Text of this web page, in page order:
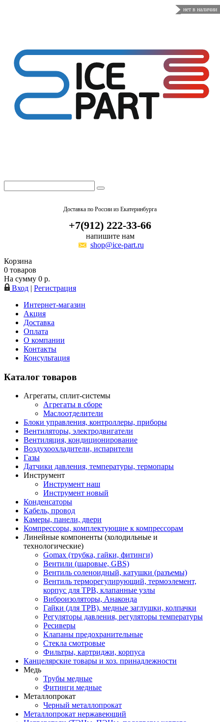
Доставка по России из Екатеринбурга
+7(912) 222-33-66
напишите нам
shop@ice-part.ru
Корзина
0 товаров
На сумму 0 р.
Вход | Регистрация
Интернет-магазин
Акция
Доставка
Оплата
О компании
Контакты
Консультация
Каталог товаров
Агрегаты, сплит-системы
Агрегаты в сборе
Маслоотделители
Блоки управления, контроллеры, приборы
Вентиляторы, электродвигатели
Вентиляция, кондиционирование
Воздухоохладители, испарители
Газы
Датчики давления, температуры, термопары
Инструмент
Инструмент наш
Инструмент новый
Конденсаторы
Кабель, провод
Камеры, панели, двери
Компрессоры, комплектующие к компрессорам
Линейные компоненты (холодильные и
технологические)
Gomax (трубка, гайки, фитинги)
Вентили (шаровые, GBS)
Вентиль соленоидный, катушки (разъемы)
Вентиль терморегулирующий, термоэлемент,
корпус для ТРВ, клапанные узлы
Виброизоляторы, Анаконда
Гайки (для ТРВ), медные заглушки, колпачки
Регуляторы давления, регуляторы температуры
Ресиверы
Клапаны предохранительные
Стекла смотровые
Фильтры, картриджи, корпуса
Канцелярские товары и хоз. принадлежности
Медь
Трубы медные
Фитинги медные
Металлопрокат
Черный металлопрокат
Металлопрокат нержавеющий
нет в наличии